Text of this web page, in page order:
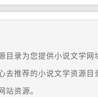
目录为您提供小说文学
去推荐的小说文学资源
站资源。